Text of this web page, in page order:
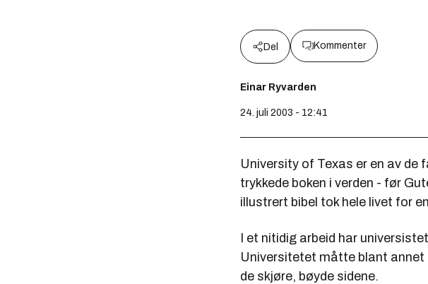
Del Kommenter
Einar Ryvarden
24. juli 2003 - 12:41
University of Texas er en av de
trykkede boken i verden - før
illustrert bibel tok hele livet for
I et nitidig arbeid har
Universitetet måtte blant
de skjøre, bøyde sidene.